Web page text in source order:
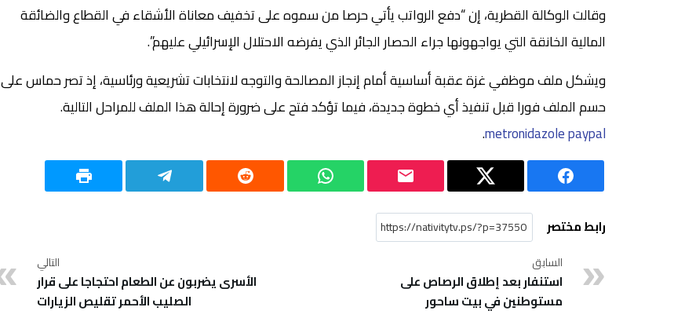
وقالت الوكالة القطرية، إن “دفع الرواتب يأتي حرصا من سموه على تخفيف معاناة الأشقاء في القطاع والضائقة
المالية الخانقة التي يواجهونها جراء الحصار الجائر الذي يفرضه الاحتلال الإسرائيلي عليهم”.
ويشكل ملف موظفي غزة عقبة أساسية أمام إنجاز المصالحة والتوجه لانتخابات تشريعية ورئاسية، إذ تصر حماس على
حسم الملف فورا قبل تنفيذ أي خطوة جديدة، فيما تؤكد فتح على ضرورة إحالة هذا الملف للمراحل التالية.
metronidazole paypal
.
رابط مختصر
السابق
استنفار بعد إطلاق الرصاص على
مستوطنين في بيت ساحور
التالي
الأسرى يضربون عن الطعام احتجاجا على قرار
الصليب الأحمر تقليص الزيارات